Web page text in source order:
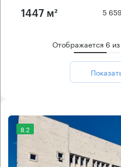
1447 м² 5
Отображается 6 из
8.2